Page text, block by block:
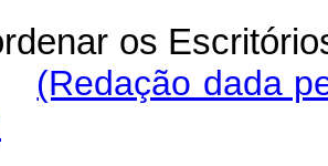
os
(Redação dada